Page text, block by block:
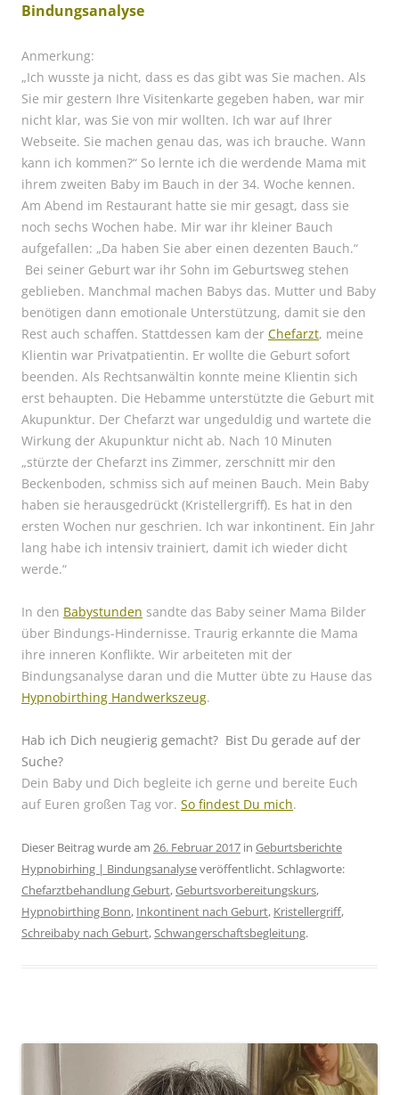
Bindungsanalyse
Anmerkung:
„Ich wusste ja nicht, dass es das gibt was Sie machen. Als
Sie mir gestern Ihre Visitenkarte gegeben haben, war mir
nicht klar, was Sie von mir wollten. Ich war auf Ihrer
Webseite. Sie machen genau das, was ich brauche. Wann
kann ich kommen?“ So lernte ich die werdende Mama mit
ihrem zweiten Baby im Bauch in der 34. Woche kennen.
Am Abend im Restaurant hatte sie mir gesagt, dass sie
noch sechs Wochen habe. Mir war ihr kleiner Bauch
aufgefallen: „Da haben Sie aber einen dezenten Bauch.“
Bei seiner Geburt war ihr Sohn im Geburtsweg stehen
geblieben. Manchmal machen Babys das. Mutter und Baby
benötigen dann emotionale Unterstützung, damit sie den
Rest auch schaffen. Stattdessen kam der Chefarzt, meine
Klientin war Privatpatientin. Er wollte die Geburt sofort
beenden. Als Rechtsanwältin konnte meine Klientin sich
erst behaupten. Die Hebamme unterstützte die Geburt mit
Akupunktur. Der Chefarzt war ungeduldig und wartete die
Wirkung der Akupunktur nicht ab. Nach 10 Minuten
„stürzte der Chefarzt ins Zimmer, zerschnitt mir den
Beckenboden, schmiss sich auf meinen Bauch. Mein Baby
haben sie herausgedrückt (Kristellergriff). Es hat in den
ersten Wochen nur geschrien. Ich war inkontinent. Ein Jahr
lang habe ich intensiv trainiert, damit ich wieder dicht
werde.“
In den Babystunden sandte das Baby seiner Mama Bilder
über Bindungs-Hindernisse. Traurig erkannte die Mama
ihre inneren Konflikte. Wir arbeiteten mit der
Bindungsanalyse daran und die Mutter übte zu Hause das
Hypnobirthing Handwerkszeug.
Hab ich Dich neugierig gemacht? Bist Du gerade auf der
Suche?
Dein Baby und Dich begleite ich gerne und bereite Euch
auf Euren großen Tag vor. So findest Du mich.
Dieser Beitrag wurde am 26. Februar 2017 in Geburtsberichte
Hypnobirhing | Bindungsanalyseveröffentlicht. Schlagworte:
Chefarztbehandlung Geburt,Geburtsvorbereitungskurs,
Hypnobirthing Bonn, Inkontinent nach Geburt, Kristellergriff,
Schreibaby nach Geburt,Schwangerschaftsbegleitung.